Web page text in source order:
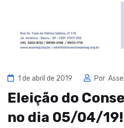
1 de abril de 2019 Por
Eleição do
no dia 05/04/19!